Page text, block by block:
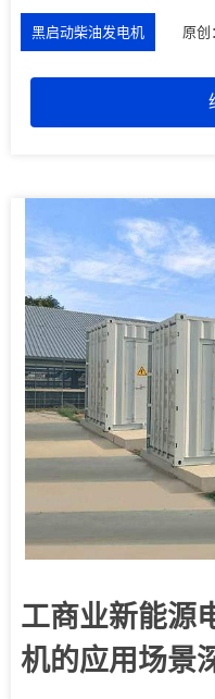
黑启动柴油发电机 原创
工商业新能源
机的应用场景